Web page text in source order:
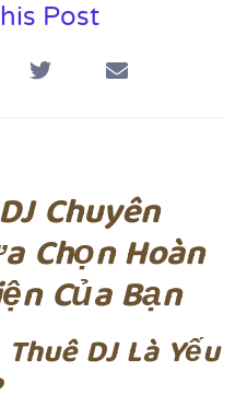
Post
Chuyên
Chọn Hoàn
Của Bạn
DJ Là Yếu